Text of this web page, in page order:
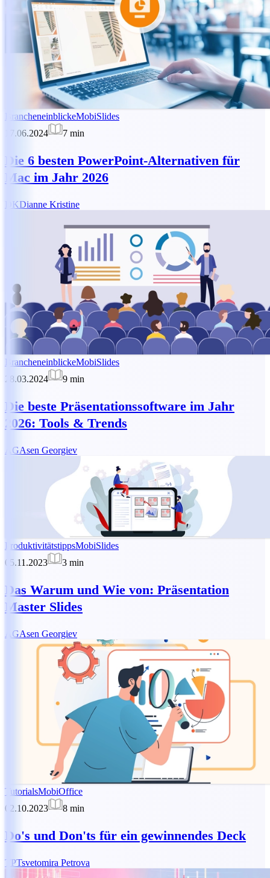
BrancheneinblickeMobiSlides
17.06.2024
7 min
Die 6 besten PowerPoint-Alternativen für
Mac im Jahr 2026
DKDianne Kristine
BrancheneinblickeMobiSlides
28.03.2024
9 min
Die beste Präsentationssoftware im Jahr
2026: Tools & Trends
AGAsen Georgiev
ProduktivitätstippsMobiSlides
05.11.2023
3 min
Das Warum und Wie von: Präsentation
Master Slides
AGAsen Georgiev
TutorialsMobiOffice
02.10.2023
8 min
Do's und Don'ts für ein gewinnendes Deck
TPTsvetomira Petrova